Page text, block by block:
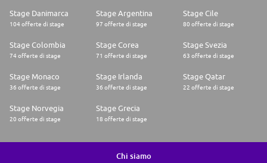
Stage Danimarca
104 offerte di stage
Stage Argentina
97 offerte di stage
Stage Cile
80 offerte di stage
Stage Colombia
74 offerte di stage
Stage Corea
71 offerte di stage
Stage Svezia
63 offerte di stage
Stage Monaco
36 offerte di stage
Stage Irlanda
36 offerte di stage
Stage Qatar
22 offerte di stage
Stage Norvegia
20 offerte di stage
Stage Grecia
18 offerte di stage
Chi siamo